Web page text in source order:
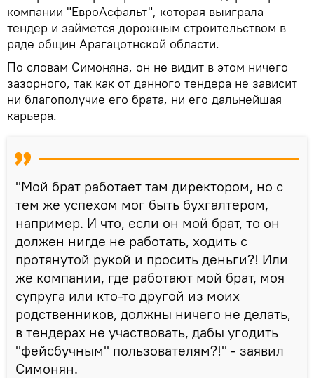
компании "ЕвроАсфальт", которая выиграла
тендер и займется дорожным строительством в
ряде общин Арагацотнской области.
По словам Симоняна, он не видит в этом ничего
зазорного, так как от данного тендера не зависит
ни благополучие его брата, ни его дальнейшая
карьера.
"Мой брат работает там директором, но с
тем же успехом мог быть бухгалтером,
например. И что, если он мой брат, то он
должен нигде не работать, ходить с
протянутой рукой и просить деньги?! Или
же компании, где работают мой брат, моя
супруга или кто-то другой из моих
родственников, должны ничего не делать,
в тендерах не участвовать, дабы угодить
"фейсбучным" пользователям?!" - заявил
Симонян.